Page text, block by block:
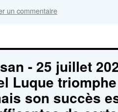
un commentaire
- 25 juillet
Luque
son succès